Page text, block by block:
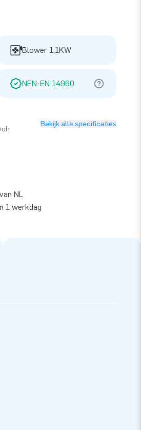
Blower 1,1KW
NEN-EN 14960
Bekijk alle specificaties
NL
1 werkdag